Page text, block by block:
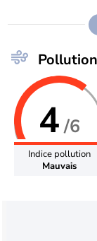
4/6
Indice pollution
Mauvais